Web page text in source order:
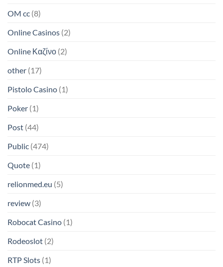
OM cc (8)
Online Casinos (2)
Online Καζίνο (2)
other (17)
Pistolo Casino (1)
Poker (1)
Post (44)
Public (474)
Quote (1)
relionmed.eu (5)
review (3)
Robocat Casino (1)
Rodeoslot (2)
RTP Slots (1)